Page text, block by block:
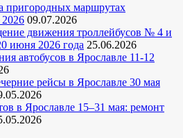
пригородных маршрутах
09.07.2026
движения троллейбусов № 4 и
июня 2026 года 25.06.2026
автобусов в Ярославле 11-12
рейсы в Ярославле 30 мая
в Ярославле 15–31 мая: ремонт